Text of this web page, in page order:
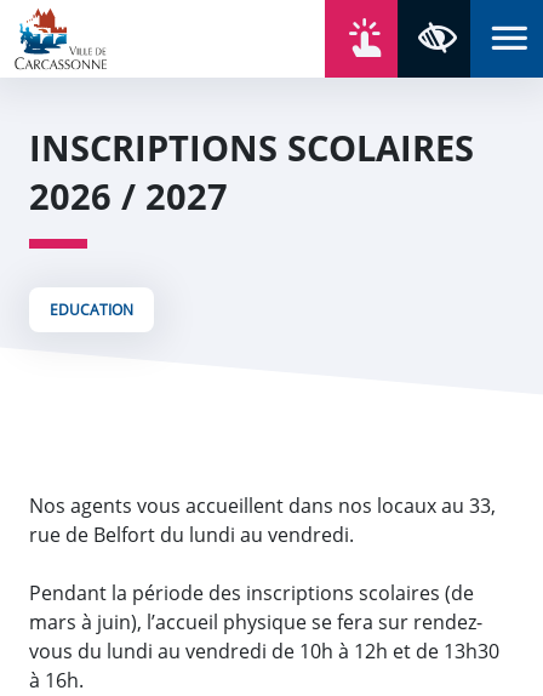
Aller au contenu
Aller au menu
Aller au plan du site
Aller à la recherche
INSCRIPTIONS SCOLAIRES
2026 / 2027
EDUCATION
Nos agents vous accueillent dans nos locaux au 33,
rue de Belfort du lundi au vendredi.
Pendant la période des inscriptions scolaires (de
mars à juin), l’accueil physique se fera sur rendez-
vous du lundi au vendredi de 10h à 12h et de 13h30
à 16h.
Panneau de gestion des cookies